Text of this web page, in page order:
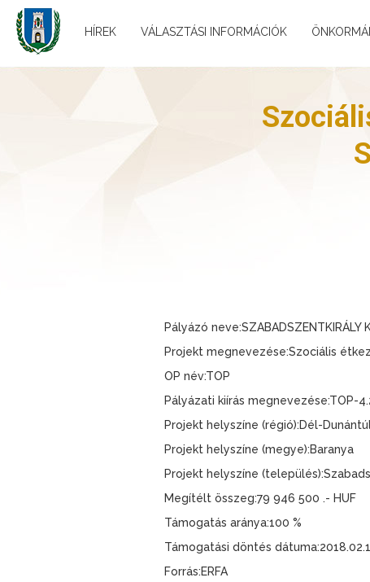
HÍREK VÁLASZTÁSI INFORMÁCIÓK
Pályázó neve:SZABADSZENTKIRÁLY
Projekt megnevezése:Szociális
OP név:TOP
Pályázati kiírás megnevezése:TOP-
Projekt helyszíne (régió):Dél-
Projekt helyszíne (megye):Baranya
Projekt helyszíne
Megítélt összeg:79 946 500 .- HUF
Támogatás aránya:100 %
Támogatási döntés
Forrás:ERFA